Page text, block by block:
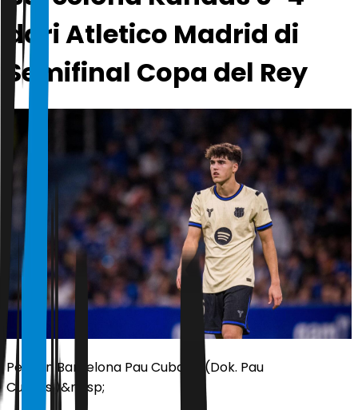
dari Atletico Madrid di
Semifinal Copa del Rey
Pemain Barcelona Pau Cubarsi. (Dok. Pau
Cubarsi)&nbsp;